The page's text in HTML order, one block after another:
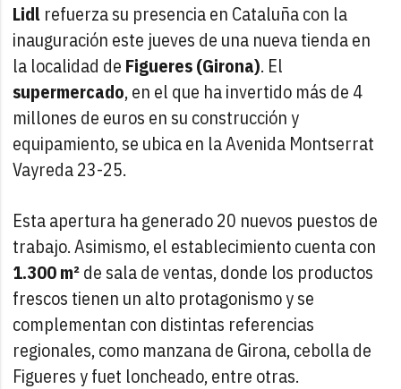
Lidl refuerza su presencia en Cataluña con la
inauguración este jueves de una nueva tienda en
la localidad de Figueres (Girona). El
supermercado, en el que ha invertido más de 4
millones de euros en su construcción y
equipamiento, se ubica en la Avenida Montserrat
Vayreda 23-25.
Esta apertura ha generado 20 nuevos puestos de
trabajo. Asimismo, el establecimiento cuenta con
1.300 m²de sala de ventas, donde los productos
frescos tienen un alto protagonismo y se
complementan con distintas referencias
regionales, como manzana de Girona, cebolla de
Figueres y fuet loncheado, entre otras.